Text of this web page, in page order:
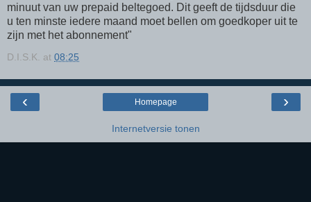
minuut van uw prepaid beltegoed. Dit geeft de tijdsduur die
u ten minste iedere maand moet bellen om goedkoper uit te
zijn met het abonnement"
D.I.S.K. at 08:25
‹ ›
Homepage
Internetversie tonen